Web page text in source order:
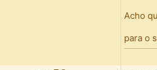
Acho
para o